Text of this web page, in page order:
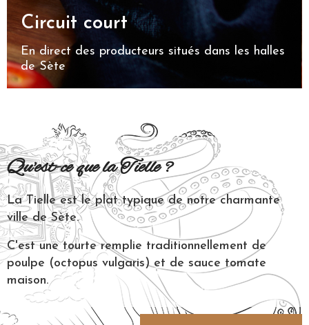
Circuit court
En direct des producteurs situés dans les halles
de Sète
Qu'est-ce que la Tielle ?
La Tielle est le plat typique de notre charmante
ville de Sète.
C'est une tourte remplie traditionnellement de
poulpe (octopus vulgaris) et de sauce tomate
maison.